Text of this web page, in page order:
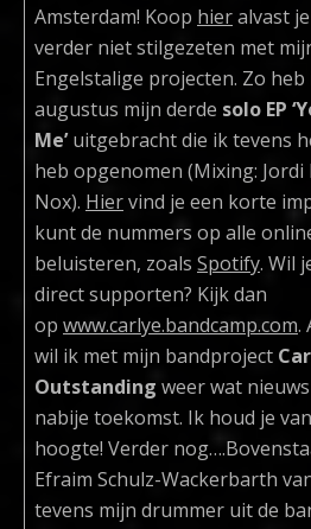
Amsterdam! Koop hieralvast
verder niet stilgezeten met
Engelstalige projecten. Zo
augustus mijn derde solo EP
Me’uitgebracht die ik tevens
heb opgenomen (Mixing:
Nox). Hiervind je een korte
kunt de nummers op alle
beluisteren, zoals Spotify. Wil
direct supporten? Kijk dan
op www.carlye.bandcamp.com.
wil ik met mijn bandproject
Outstanding weer wat
nabije toekomst. Ik houd je
hoogte! Verder
Efraim Schulz-Wackerbarth
tevens mijn drummer uit de